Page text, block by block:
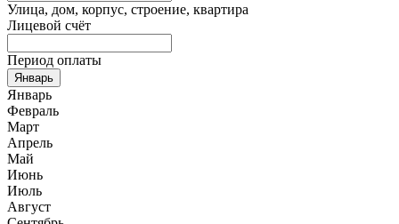
Улица, дом, корпус, строение, квартира
Лицевой счёт
Период оплаты
Январь
Январь
Февраль
Март
Апрель
Май
Июнь
Июль
Август